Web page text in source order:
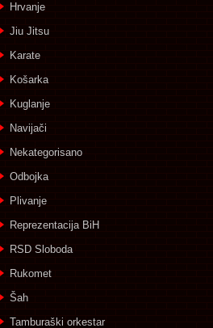
Hrvanje
Jiu Jitsu
Karate
Košarka
Kuglanje
Navijači
Nekategorisano
Odbojka
Plivanje
Reprezentacija BiH
RSD Sloboda
Rukomet
Šah
Tamburaški orkestar